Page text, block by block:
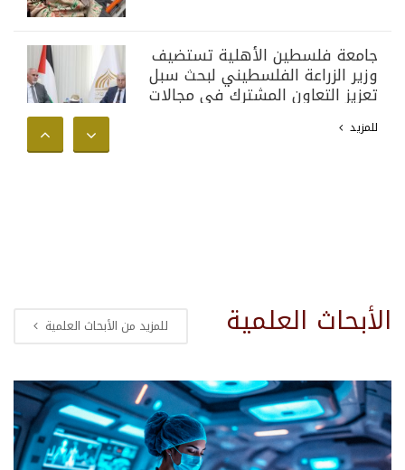
جامعة فلسطين الأهلية تستضيف
وزير الزراعة الفلسطيني لبحث سبل
تعزيز التعاون المشترك في مجالات
المجتمع الفلسطيني
للمزيد
الأبحاث العلمية للمزيد من الأبحاث العلمية